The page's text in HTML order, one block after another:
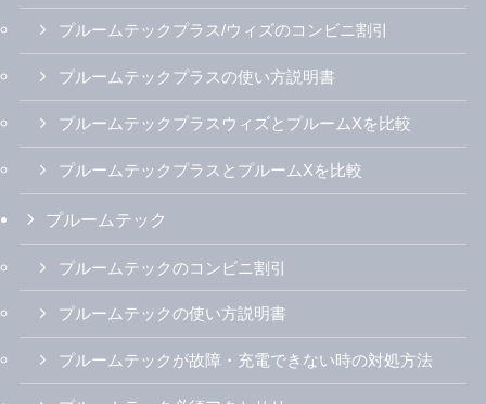
プルームテックプラス/ウィズのコンビニ割引
プルームテックプラスの使い方説明書
プルームテックプラスウィズとプルームXを比較
プルームテックプラスとプルームXを比較
プルームテック
プルームテックのコンビニ割引
プルームテックの使い方説明書
プルームテックが故障・充電できない時の対処方法